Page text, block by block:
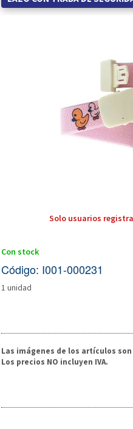
Solo usuarios
Con stock
Código: I001-000231
1 unidad
Las imágenes de los artículos
Los precios NO incluyen IVA.